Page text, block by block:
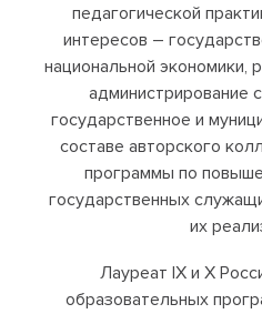
педагогической
интересов –
национальной экономики,
администрирование
государственное и
составе авторского
программы по
государственных
их
Лауреат IX и X
образовательных